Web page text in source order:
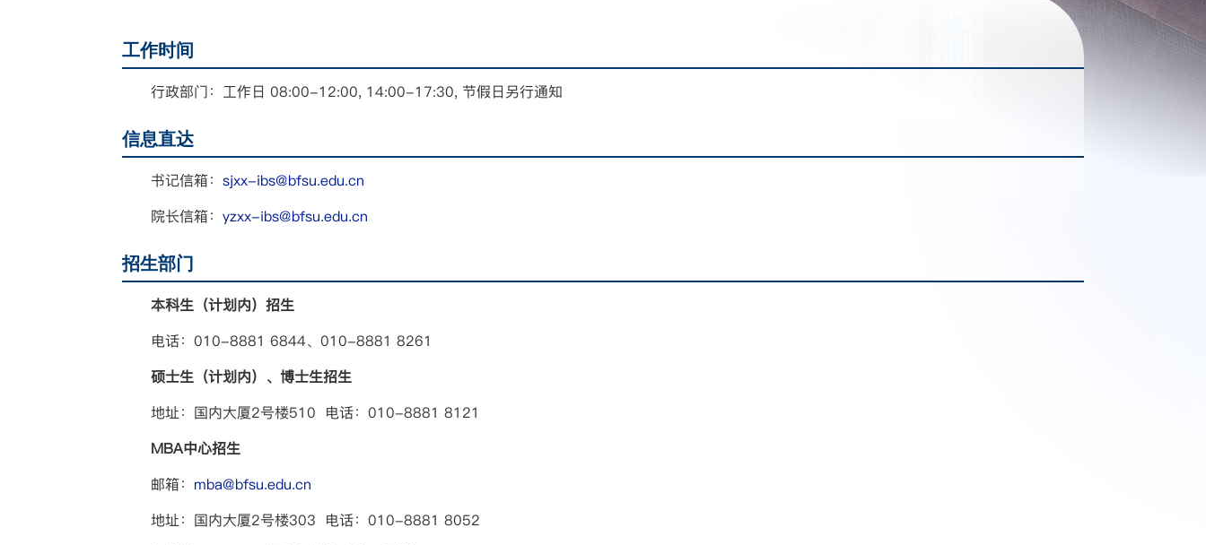
工作时间
行政部门：工作日 08:00-12:00, 14:00-17:30, 节假日另行通知
信息直达
书记信箱： sjxx-ibs@bfsu.edu.cn
院长信箱： yzxx-ibs@bfsu.edu.cn
招生部门
本科生（计划内）招生
电话：010-8881 6844、010-8881 8261
硕士生（计划内）、博士生招生
地址：国内大厦2号楼510 电话：010-8881 8121
MBA中心招生
邮箱： mba@bfsu.edu.cn
地址：国内大厦2号楼303 电话：010-8881 8052